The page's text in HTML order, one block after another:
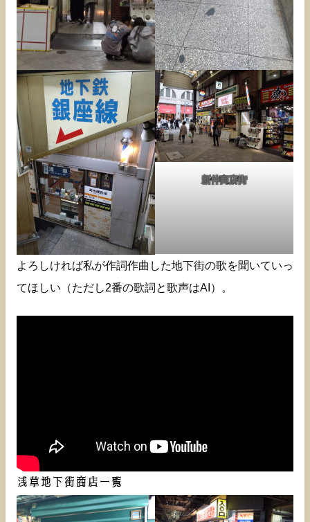
新仲商店街
よろしければ私が作詞作曲した地下街の歌を聞いていっ
てほしい（ただし2番の歌詞と歌声はAI）。
浅草地下街商店一覧